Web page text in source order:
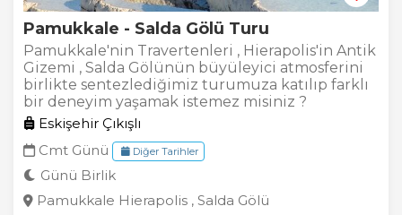
Pamukkale - Salda Gölü Turu
Pamukkale'nin Travertenleri , Hierapolis'in Antik
Gizemi , Salda Gölünün büyüleyici atmosferini
birlikte sentezlediğimiz turumuza katılıp farklı
bir deneyim yaşamak istemez misiniz ?
Eskişehir Çıkışlı
Cmt Günü
Diğer Tarihler
Günü Birlik
Pamukkale Hierapolis , Salda Gölü